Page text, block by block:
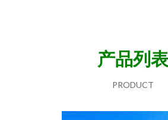
产品列表
PRODUCT